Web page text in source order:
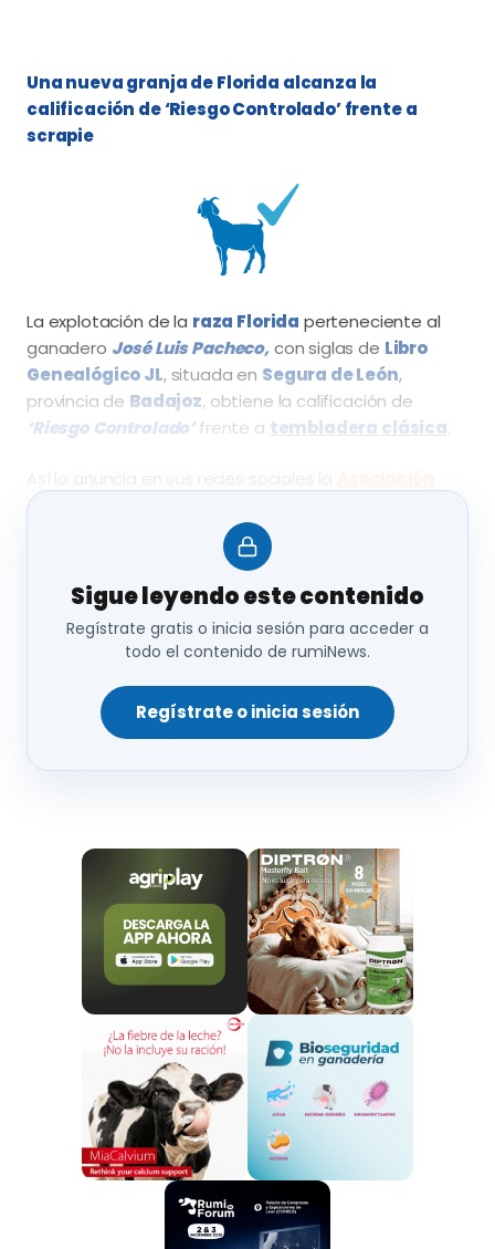
Una nueva granja de Florida alcanza la
calificación de ‘Riesgo Controlado’ frente a
scrapie
La explotación de la raza Florida perteneciente al
ganadero José Luis Pacheco,con siglas de Libro
Genealógico JL, situada en Segura de León,
provincia de Badajoz, obtiene la calificación de
‘Riesgo Controlado’frente a tembladera clásica.
Nacional de Criadores de Ganado Caprino de
, que felicita al criador de
selección por esta circunstancia.
raza Florida
La ganadería JL, con la obtención de esta calificación
sanitaria, se sitúa entre lasexplotaciones del
núcleo selectivo de la raza Florida con el máximo
estatus sanitario , lo que permite la
comercialización de material genético a nivel
intracomunitario repercutiendo en la rentabilidad
del rebaño.
De hecho, próximamente se comercializará
material genético de esta explotación a otros
países.
Sigue leyendo este contenido
Regístrate gratis o inicia sesión para acceder a
todo el contenido de rumiNews.
Regístrate o inicia sesión